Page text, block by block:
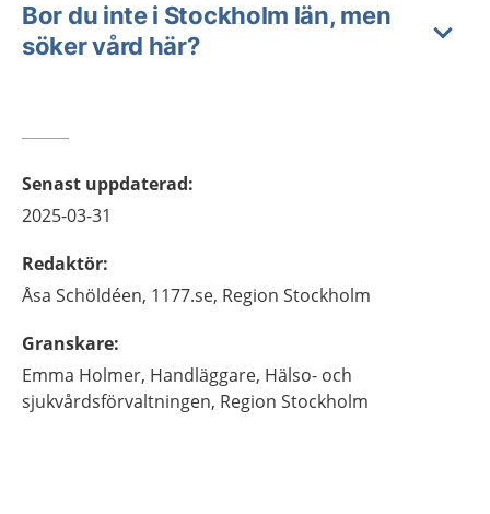
Bor du inte i Stockholm län, men
söker vård här?
Senast uppdaterad:
2025-03-31
Redaktör:
Åsa Schöldéen, 1177.se, Region Stockholm
Granskare:
Emma Holmer, Handläggare, Hälso- och
sjukvårdsförvaltningen, Region Stockholm